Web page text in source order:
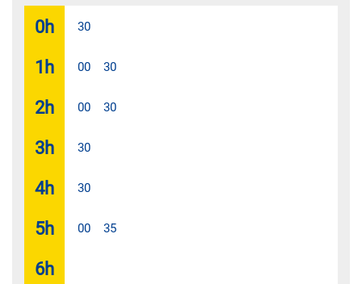
0h 30
1 h 00 30
2h 00 30
3h 30
4h 30
5h 00 35
6h